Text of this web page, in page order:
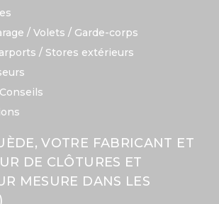
/ Volets / Garde-corps
/ Stores extérieurs
VOTRE FABRICANT ET
DE CLÔTURES ET
MESURE DANS LES